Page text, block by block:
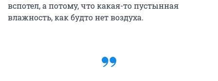
вспотел, а потому, что какая-то пустынная
влажность, как будто нет воздуха.